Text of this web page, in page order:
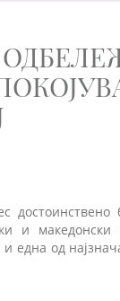
и
една од